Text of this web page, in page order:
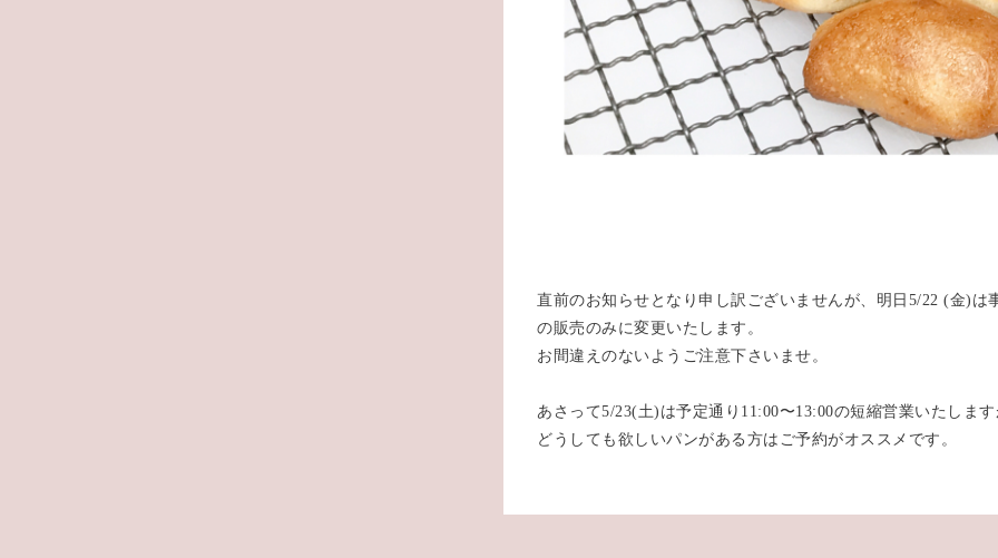
直前のお知らせとなり申し訳ございませんが、明日5/22 (金)は
の販売のみに変更いたします。
お間違えのないようご注意下さいませ。
あさって5/23(土)は予定通り11:00〜13:00の短縮営業いたしま
どうしても欲しいパンがある方はご予約がオススメです。